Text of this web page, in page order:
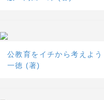
公教育をイチから考えよ
一徳 (著)